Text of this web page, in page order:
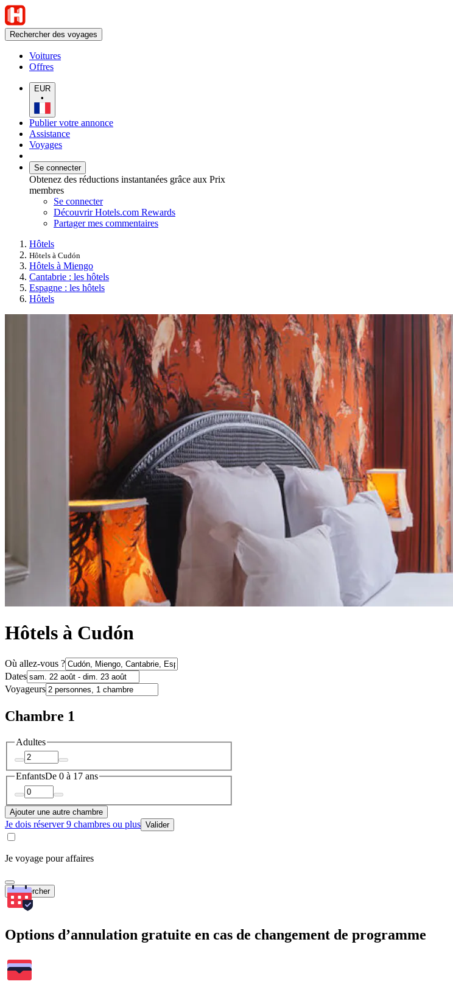
Rechercher des voyages
Voitures
Offres
EUR
•
Publier votre annonce
Assistance
Voyages
Se connecter
Obtenez des réductions instantanées grâce aux Prix
membres
Se connecter
Découvrir Hotels.com Rewards
Partager mes commentaires
Hôtels
Hôtels à Cudón
Hôtels à Miengo
Cantabrie : les hôtels
Espagne : les hôtels
Hôtels
Hôtels à Cudón
Où allez-vous ?
Dates
Voyageurs
Chambre 1
Adultes
EnfantsDe 0 à 17 ans
Ajouter une autre chambre
Je dois réserver 9 chambres ou plus Valider
Je voyage pour affaires
Rechercher
Options d’annulation gratuite en cas de changement de programme